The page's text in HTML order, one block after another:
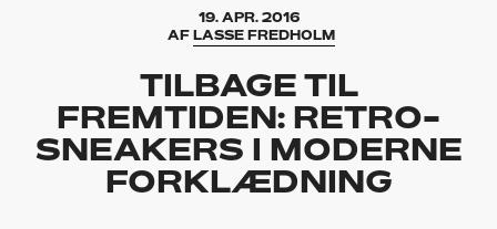
19. APR. 2016
AF LASSE FREDHOLM
TILBAGE TIL
FREMTIDEN: RETRO-
SNEAKERS I MODERNE
FORKLÆDNING